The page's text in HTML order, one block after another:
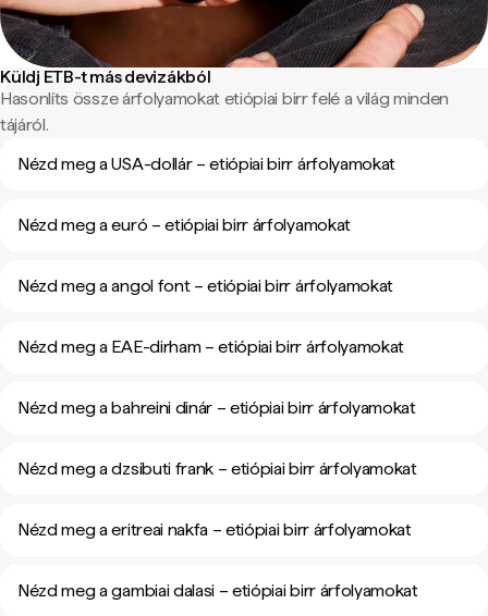
Küldj ETB-t más devizákból
Hasonlíts össze árfolyamokat etiópiai birr felé a világ minden
tájáról.
Nézd meg a USA-dollár – etiópiai birr árfolyamokat
Nézd meg a euró – etiópiai birr árfolyamokat
Nézd meg a angol font – etiópiai birr árfolyamokat
Nézd meg a EAE-dirham – etiópiai birr árfolyamokat
Nézd meg a bahreini dinár – etiópiai birr árfolyamokat
Nézd meg a dzsibuti frank – etiópiai birr árfolyamokat
Nézd meg a eritreai nakfa – etiópiai birr árfolyamokat
Nézd meg a gambiai dalasi – etiópiai birr árfolyamokat